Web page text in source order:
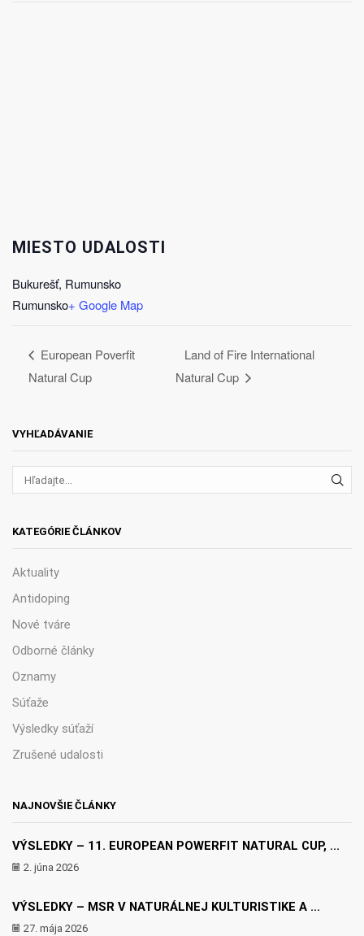
MIESTO UDALOSTI
Bukurešť, Rumunsko
Rumunsko+ Google Map
European Poverfit
Natural Cup
Land of Fire International
Natural Cup
VYHĽADÁVANIE
KATEGÓRIE ČLÁNKOV
Aktuality
Antidoping
Nové tváre
Odborné články
Oznamy
Súťaže
Výsledky súťaží
Zrušené udalosti
NAJNOVŠIE ČLÁNKY
VÝSLEDKY – 11. EUROPEAN POWERFIT NATURAL CUP, ...
2. júna 2026
VÝSLEDKY – MSR V NATURÁLNEJ KULTURISTIKE A ...
27. mája 2026